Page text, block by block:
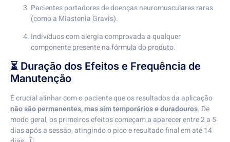
Pacientes portadores de doenças neuromusculares raras
(como a Miastenia Gravis).
Indivíduos com alergia comprovada a qualquer
componente presente na fórmula do produto.
⏳ Duração dos Efeitos e Frequência de
Manutenção
É crucial alinhar com o paciente que os resultados da aplicação
não são permanentes, mas sim temporários e duradouros. De
modo geral, os primeiros efeitos começam a aparecer entre 2 a 5
dias após a sessão, atingindo o pico e resultado final em até 14